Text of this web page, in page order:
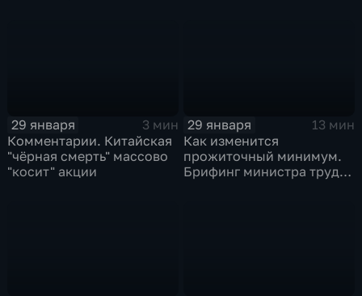
29 января
3 мин
Комментарии. Китайская
"чёрная смерть" массово
"косит" акции
29 января
13 мин
Как изменится
прожиточный минимум.
Брифинг министра труда